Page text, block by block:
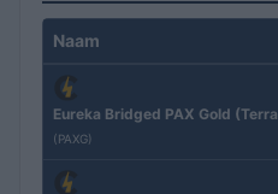
Naam
Eureka Bridged PAX Gold (Terra
(PAXG)